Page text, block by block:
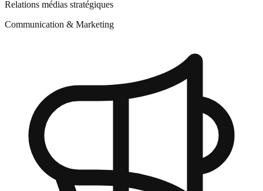
Relations médias stratégiques
Communication & Marketing